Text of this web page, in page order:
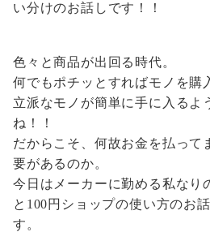
い分けのお話しです！！
色々と商品が出回る時代。
何でもポチッとすればモノを購
立派なモノが簡単に手に入るよ
ね！！
だからこそ、何故お金を払って
要があるのか。
今日はメーカーに勤める私なり
と100円ショップの使い方のお
す。